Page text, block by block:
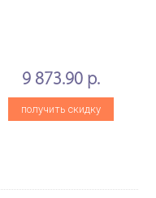
9 873.90 р.
получить скидку